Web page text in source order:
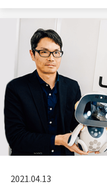
2021.04.13